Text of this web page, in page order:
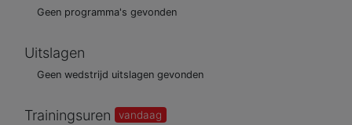
Geen programma's gevonden
Uitslagen
Geen wedstrijd uitslagen gevonden
Trainingsuren vandaag